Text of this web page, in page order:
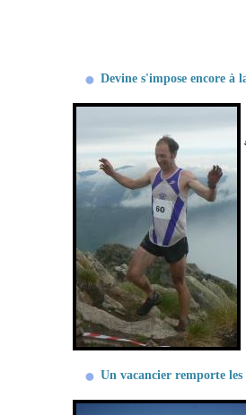
Devine s'impose encore à
Un vacancier remporte les